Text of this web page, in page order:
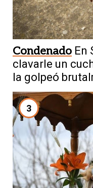
Condenado En
clavarle un
la golpeó
3